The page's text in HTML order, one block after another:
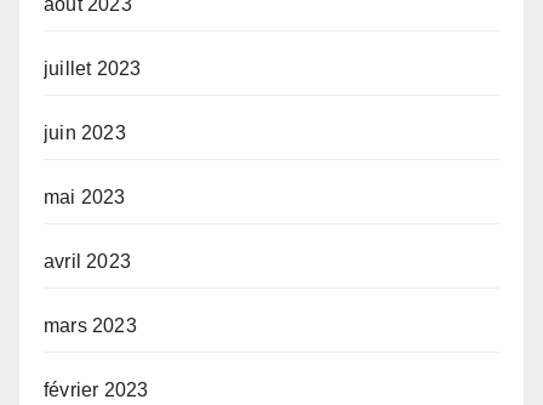
août 2023
juillet 2023
juin 2023
mai 2023
avril 2023
mars 2023
février 2023